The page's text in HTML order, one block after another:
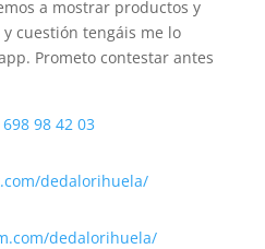
a mostrar productos y
cuestión tengáis me lo
Prometo contestar antes
698 98 42 03
dedalorihuela/
dedalorihuela/